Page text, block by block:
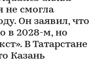
не смогла
Он заявил, что
в 2028-м, но
В Татарстане
Казань